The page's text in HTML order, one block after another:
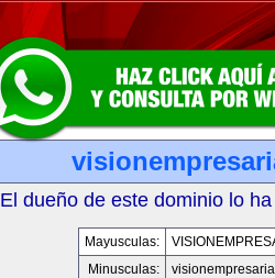
El dueño de este dominio lo
Mayusculas:
Minusculas: